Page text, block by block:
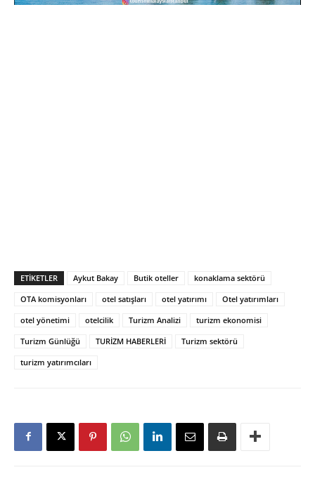
ETIKETLER Aykut Bakay Butik oteller
konaklama sektörü
OTA komisyonları
otel satışları otel yatırımı
Otel yatırımları
otel yönetimi
otelcilik Turizm Analizi
turizm ekonomisi
Turizm Günlüğü
TURİZM HABERLERİ
Turizm sektörü
turizm yatırımcıları